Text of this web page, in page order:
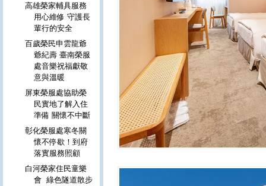
高雄榮家輔具服務
用心維修 守護長
輩行的安全
百歲榮民申雲龍爺
爺紀壽 臺南榮服
處音樂祝福獻敬
意與溫暖
屏東榮服處協助榮
民實地了解入住
準備 關懷不中斷
彰化榮服處寒冬關
懷不停歇！到府
落實服務照顧
白河榮家住民童樂
會 綠色隧道散步